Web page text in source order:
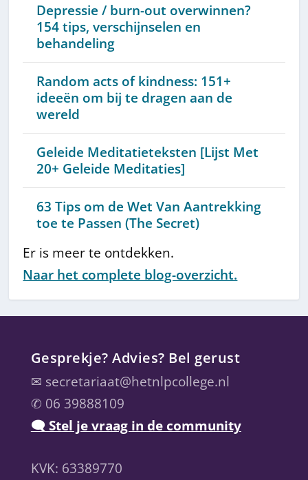
Depressie / burn-out overwinnen?
154 tips, verschijnselen en
behandeling
Random acts of kindness: 151+
ideeën om bij te dragen aan de
wereld
Geleide Meditatieteksten [Lijst Met
20+ Geleide Meditaties]
63 Tips om de Wet Van Aantrekking
toe te Passen (The Secret)
Er is meer te ontdekken.
Naar het complete blog-overzicht.
Gesprekje? Advies? Bel gerust
✉ secretariaat@hetnlpcollege.nl
✆ 06 39888109
🗨 Stel je vraag in de community
KVK: 63389770